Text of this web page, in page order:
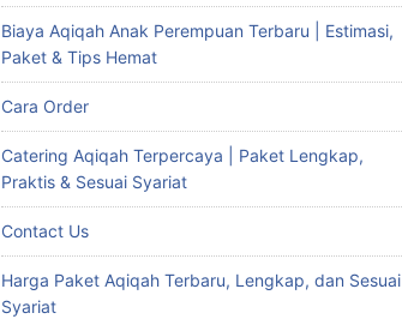
Biaya Aqiqah Anak Perempuan Terbaru | Estimasi,
Paket & Tips Hemat
Cara Order
Catering Aqiqah Terpercaya | Paket Lengkap,
Praktis & Sesuai Syariat
Contact Us
Harga Paket Aqiqah Terbaru, Lengkap, dan Sesuai
Syariat